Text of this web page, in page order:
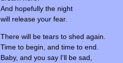
And hopefully the night
will release your fear.
There will be tears to shed again.
Time to begin, and time to end.
Baby, and you say I'll be sad,